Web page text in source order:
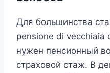
Для большинства
pensione di vecchiaia
нужен пенсионный
страховой стаж. В